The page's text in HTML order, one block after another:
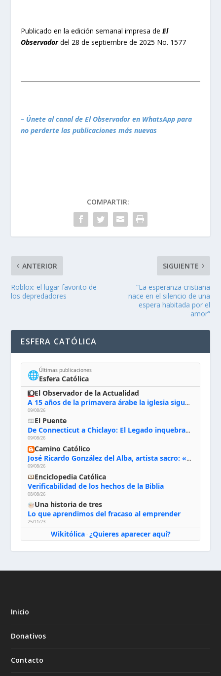
Publicado en la edición semanal impresa deEl
Observadordel 28 de septiembre de 2025 No. 1577
– Únete al canal de El Observador en WhatsApp para
no perderte las publicaciones más nuevas
COMPARTIR:
ANTERIOR
Roblox: el lugar favorito de
los depredadores
SIGUIENTE
“La esperanza cristiana
nace en el silencio de una
espera habitada por el
amor”
ESFERA CATÓLICA
🌐Últimas publicaciones
Esfera Católica
El Observador de la Actualidad
A 15 años de la primavera árabe la iglesia sigue firme en Siria: “Queremos quedarnos”
09/08/26
El Puente
De Connecticut a Chiclayo: El Legado inquebrantable de Monseñor Juan Tomis Stack
09/08/26
Camino Católico
José Ricardo González del Alba, artista sacro: «Yo oro, hablo con Dios, le pido al Espíritu Santo su inspiración y siempre pinto rezando el rosario para que sea Él quien actúe a través de mis manos»
09/08/26
Enciclopedia Católica
Verificabilidad de los hechos de la Biblia
08/08/26
Una historia de tres
Lo que aprendimos del fracaso al emprender
25/11/23
Wikitólica· ¿Quieres aparecer aquí?
Inicio
Donativos
Contacto